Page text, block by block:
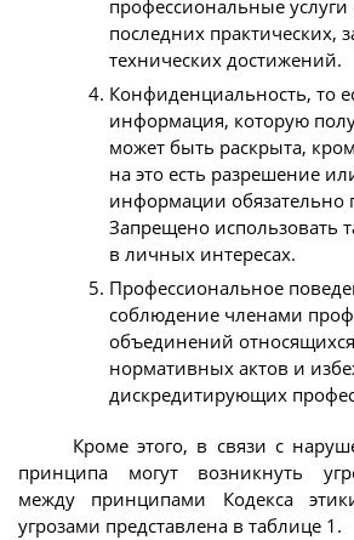
профессиональные услуги
последних практических,
технических достижений.
Конфиденциальность, то
информация, которую
может быть раскрыта,
на это есть разрешение
информации обязательно
Запрещено использовать
в личных интересах.
Профессиональное
соблюдение членами
объединений
нормативных актов и
дискредитирующих
Кроме этого, в связи с
принципа могут возникнуть
между принципами Кодекса
угрозами представлена в таблице 1.